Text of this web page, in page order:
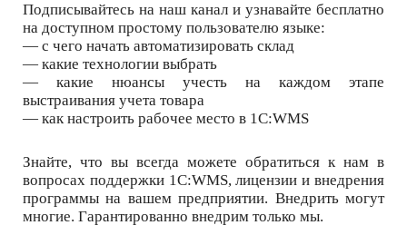
Подписывайтесь на наш канал и узнавайте бесплатно
на доступном простому пользователю языке:
— с чего начать автоматизировать склад
— какие технологии выбрать
— какие нюансы учесть на каждом этапе
выстраивания учета товара
— как настроить рабочее место в 1С:WMS
Знайте, что вы всегда можете обратиться к нам в
вопросах поддержки 1С:WMS, лицензии и внедрения
программы на вашем предприятии. Внедрить могут
многие. Гарантированно внедрим только мы.